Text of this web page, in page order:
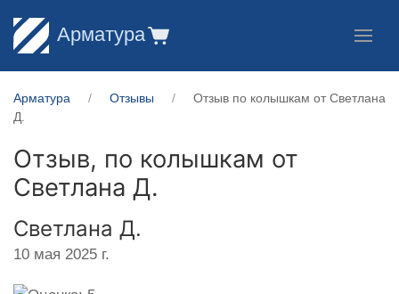
Арматура
Арматура Отзывы
Отзыв по колышкам от Светлана
Д.
Отзыв, по колышкам от
Светлана Д.
Светлана Д.
10 мая 2025 г.